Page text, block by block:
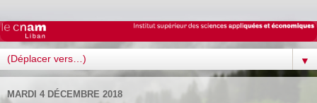
▼
MARDI 4 DÉCEMBRE 2018